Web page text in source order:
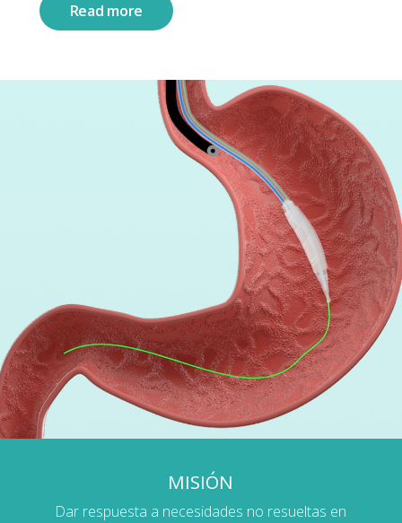
Read more
MISIÓN
Dar respuesta a necesidades no resueltas en